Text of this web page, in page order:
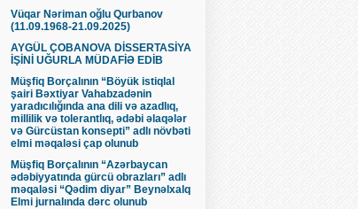
Vüqar Nəriman oğlu Qurbanov
(11.09.1968-21.09.2025)
AYGÜL ÇOBANOVA DİSSERTASİYA
İŞİNİ UĞURLA MÜDAFİƏ EDİB
Müşfiq Borçalının “Böyük istiqlal
şairi Bəxtiyar Vahabzadənin
yaradıcılığında ana dili və azadlıq,
millilik və tolerantlıq, ədəbi əlaqələr
və Gürcüstan konsepti” adlı növbəti
elmi məqaləsi çap olunub
Müşfiq Borçalının “Azərbaycan
ədəbiyyatında gürcü obrazları” adlı
məqaləsi “Qədim diyar” Beynəlxalq
Elmi jurnalında dərc olunub